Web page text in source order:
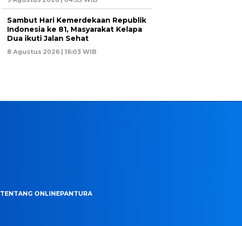
Sambut Hari Kemerdekaan Republik
Indonesia ke 81, Masyarakat Kelapa
Dua ikuti Jalan Sehat
8 Agustus 2026 | 16:03 WIB
TENTANG ONLINEPANTURA